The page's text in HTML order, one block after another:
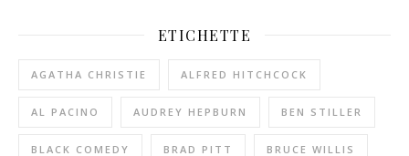
ETICHETTE
AGATHA CHRISTIE ALFRED HITCHCOCK
AL PACINO AUDREY HEPBURN BEN STILLER
BLACK COMEDY BRAD PITT BRUCE WILLIS